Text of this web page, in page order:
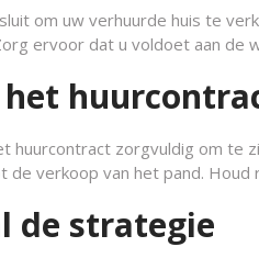
om uw verhuurde huis te
ervoor dat u voldoet aan de
het
huurcontract zorgvuldig om te
de verkoop van het pand.
de strategie